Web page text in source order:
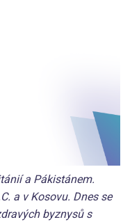
a Pákistánem.
a v Kosovu. Dnes se
byznysů s